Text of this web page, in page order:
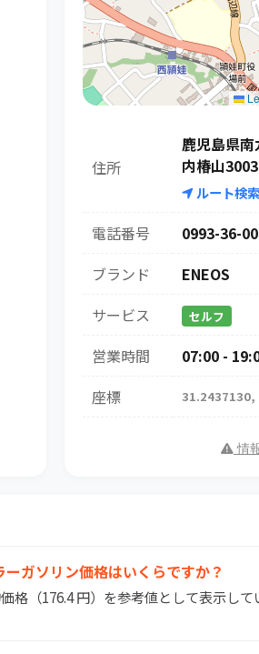
住所
鹿児島県
内椿山
ルート検索
電話番号
0993-36-
ブランド
ENEOS
サービス
セルフ
営業時間
07:00 -
座標
31.2437130,
情
ガソリン価格はいくらですか？
格（176.4 円）を参考値として表示し